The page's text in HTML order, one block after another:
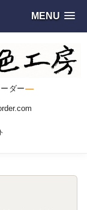
MENU
ダー